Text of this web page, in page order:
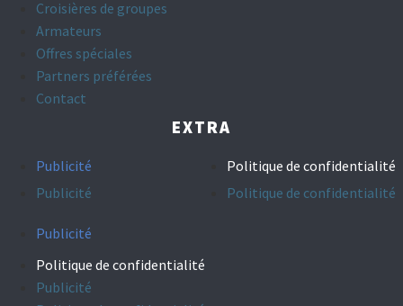
Croisières de groupes
Armateurs
Offres spéciales
Partners préférées
Contact
EXTRA
Publicité
Politique de confidentialité
Publicité
Politique de confidentialité
Publicité
Politique de confidentialité
Publicité